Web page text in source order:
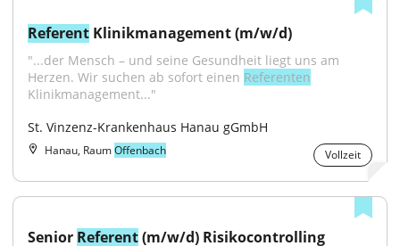
Referent Klinikmanagement (m/w/d)
"...der Mensch – und seine Gesundheit liegt uns am
Herzen. Wir suchen ab sofort einen Referenten
Klinikmanagement..."
St. Vinzenz-Krankenhaus Hanau gGmbH
Hanau, RaumOffenbach Vollzeit
Senior Referent (m/w/d) Risikocontrolling